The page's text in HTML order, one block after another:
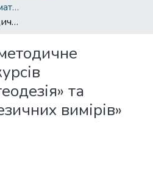
Кафедра Вища математика та фізика
Інформаційно-методичне забезпечення курсів «Супутникова геодезія» та «Обробка геодезичних вимірів»
та
вимірів»